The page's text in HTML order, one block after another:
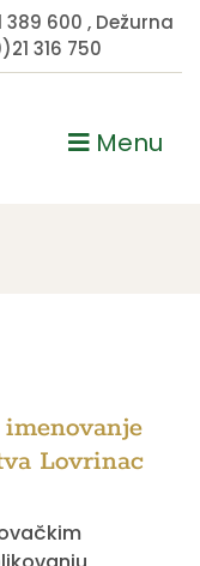
389 600 , Dežurna
316 750
Menu
Lovrinac